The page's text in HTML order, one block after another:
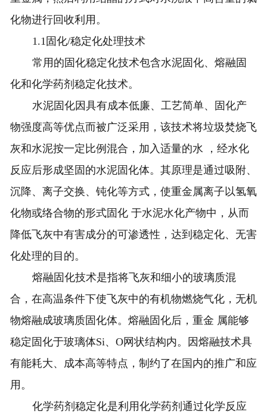
化物进行回收利用。
1.1固化/稳定化处理技术
常用的固化稳定化技术包含水泥固化、熔融固
化和化学药剂稳定化技术。
水泥固化因具有成本低廉、工艺简单、固化产
物强度高等优点而被广泛采用，该技术将垃圾焚烧飞
灰和水泥按一定比例混合，加入适量的水 ，经水化
反应后形成坚固的水泥固化体。其原理是通过吸附、
沉降、离子交换、钝化等方式，使重金属离子以氢氧
化物或络合物的形式固化 于水泥水化产物中，从而
降低飞灰中有害成分的可渗透性，达到稳定化、无害
化处理的目的。
熔融固化技术是指将飞灰和细小的玻璃质混
合，在高温条件下使飞灰中的有机物燃烧气化，无机
物熔融成玻璃质固化体。熔融固化后，重金 属能够
稳定固化于玻璃体Si、O网状结构内。因熔融技术具
有能耗大、成本高等特点，制约了在国内的推广和应
用。
化学药剂稳定化是利用化学药剂通过化学反应